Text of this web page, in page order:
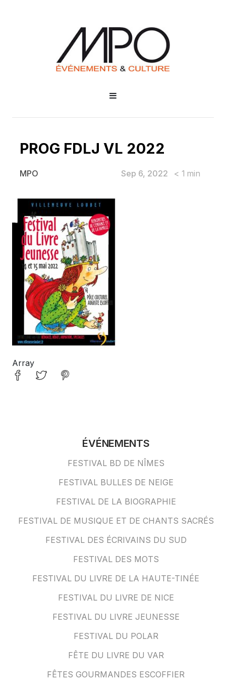
PROG FDLJ VL 2022
MPO Sep 6, 2022 < 1 min
PROG FDLJ VL 2022
Array
ÉVÉNEMENTS
FESTIVAL BD DE NÎMES
FESTIVAL BULLES DE NEIGE
FESTIVAL DE LA BIOGRAPHIE
FESTIVAL DE MUSIQUE ET DE CHANTS SACRÉS
FESTIVAL DES ÉCRIVAINS DU SUD
FESTIVAL DES MOTS
FESTIVAL DU LIVRE DE LA HAUTE-TINÉE
FESTIVAL DU LIVRE DE NICE
FESTIVAL DU LIVRE JEUNESSE
FESTIVAL DU POLAR
FÊTE DU LIVRE DU VAR
FÊTES GOURMANDES ESCOFFIER